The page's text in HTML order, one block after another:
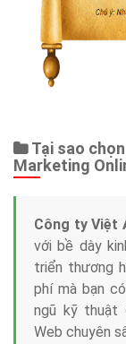
Tại sao
Marketing
Công ty Việt
với bề dày
triển thương
phí mà bạn
ngũ kỹ thuật
Web chuyên